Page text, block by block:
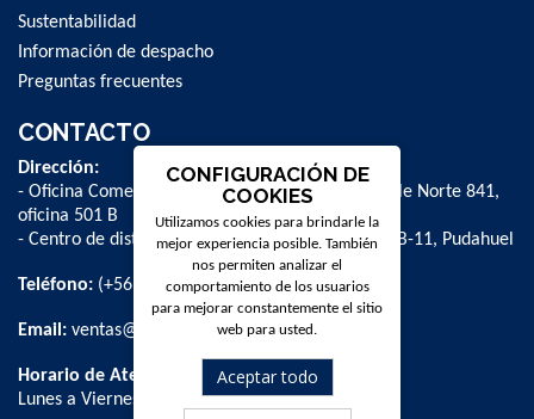
Sustentabilidad
Información de despacho
Preguntas frecuentes
CONTACTO
Dirección:
- Oficina Comercial y administrativa: Avenida Valle Norte 841,
oficina 501 B
- Centro de distribución: La Farfana 500, bodega B-11, Pudahuel
Teléfono: (+56 2) 2 584 8900
Email: ventas@dpschile.cl
Horario de Atención:
Lunes a Viernes / 09:00 a 16:00 hrs
CONFIGURACIÓN DE
COOKIES
Utilizamos cookies para brindarle la
mejor experiencia posible. También
nos permiten analizar el
comportamiento de los usuarios
para mejorar constantemente el sitio
web para usted.
Aceptar todo